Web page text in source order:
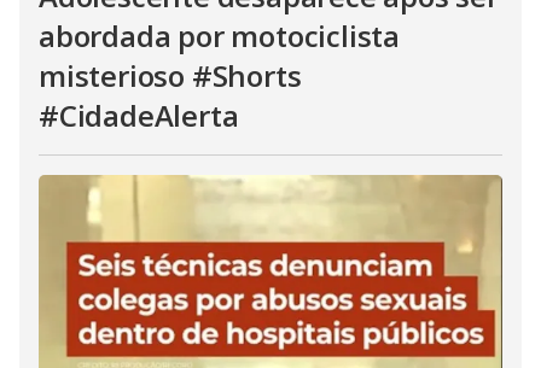
abordada por motociclista
misterioso #Shorts
#CidadeAlerta